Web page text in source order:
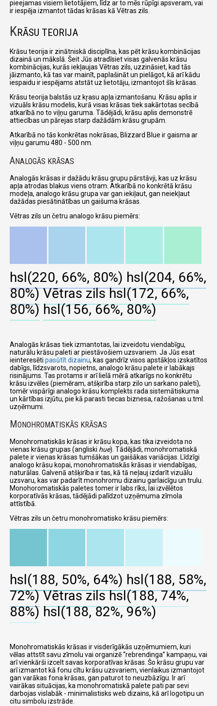
pieejamas visiem lietotājiem, līdz ar to mēs rūpīgi apsveram, vai
ir iespēja izmantot tādas krāsas kā Vētras zils.
KRĀSU TEORIJA
Krāsu teorija ir zinātniskā disciplīna, kas pēt krāsu kombinācijas
dizainā un mākslā. Šeit Jūs atradīsiet visas galvenās krāsu
kombinācijas, kurās iekļaujas Vētras zils, uzzināsiet, kad tās
jāizmanto, kā tas var mainīt, paplašināt un pielāgot, kā arī kādu
iespaidu ir iespējams atstāt uz lietotāju, izmantojot šīs krāsas.
Krāsu teorija balstās uz kŗasu apļa izmantošanu. Krāsu aplis ir
vizuāls krāsu modelis, kurā visas krāsas tiek sakārtotas secībā
atkarībā no to viļņu garuma. Tādējādi, krāsu aplis demonstrē
attiecības un pārejas starp dažādām krāsu grupām.
Atkarībā no tās konkrētas nokrāsas, Blizzard Blue ir gaisma ar
viļņu garumu 480 - 500 nm.
ANALOGĀS KRĀSAS
Analogās krāsas ir dažādu krāsu grupu pārstāvji, kas uz krāsu
apļa atrodas blakus viens otram. Atkarībā no konkrētā krāsu
modeļa, analogo krāsu grupa var gan iekiļaut, gan neiekļaut
dažādas piesātinātības un gaišuma krāsas.
Vētras zils un četru analogo krāsu piemērs:
hsl(220, 66%, 80%) hsl(204, 66%,
80%) Vētras zils hsl(172, 66%,
80%) hsl(156, 66%, 80%)
Analogās krāsas tiek izmantotas, lai izveidotu viendabīgu,
naturālu krāsu paleti ar piestāvošiem uzsvariem. Ja Jūs esat
ieinteresēti pasūtīt dizainu, kas gandrīz visos apstākļos izskatītos
dabīgs, līdzsvarots, nopietns, analogo krāsu palete ir labākajs
risinājums. Tas protams ir arī lielā mērā atkarīgs no konkrētu
krāsu izvēles (piemēram, atšķirība starp zilo un sarkano paleti),
tomēr vispārīgi analogo krāsu komplekts rada sistemātiskuma
un kārtības izjūtu, pie kā parasti tiecas biznesa, ražošanas u.tml.
uzņēmumi.
MONOHROMATISKĀS KRĀSAS
Monohromatiskās krāsas ir krāsu kopa, kas tika izveidota no
vienas krāsu grupas (angliski hue). Tādējādi, monohromatiskā
palete ir vienas krāsas tumšākas un gaišākas variācijas. Līdzīgi
analogo krāsu kopai, monohromatiskās krāsas ir viendabīgas,
naturālas. Galvenā atšķirība ir tas, kā tā neļauj izdarīt vizuālu
uzsvaru, kas var padarīt monohromu dizainu garlaicīgu un trulu.
Monohoromatiskās paletes tomer ir labs rīks, lai izvēlētos
korporatīvās krāsas, tādējādi palīdzot uzņēmuma zīmola
attīstībā.
Vētras zils un četru monohromatisko krāsu piemērs:
hsl(188, 50%, 64%) hsl(188, 58%,
72%) Vētras zils hsl(188, 74%,
88%) hsl(188, 82%, 96%)
Monohromatiskās krāsas ir visderīgākās uzņēmumiem, kuri
vēlas attstīt savu zīmolu vai organizē rebrendinga
kampaņu, vai
arī vienkārši izcelt savas korporatīvas krāsas. Šo krāsu grupu var
arī izmantot kā fonu cītu krāsu uzsvariem, vienlaikus izmantojot
gan varākas fona krāsas, gan paturot to neuzbāzīgu. Ir arī
vairākas situācijas, ka monohromatiskā palete pati par sevi
darbojas vislabāk - minimalistisks web dizains, kā arī logotipu un
citu simbolu izstrāde.